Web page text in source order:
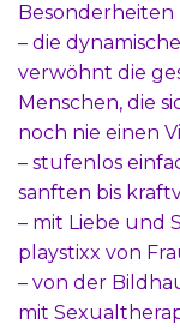
Besonderheiten
– die
verwöhnt die
Menschen, die
noch nie einen
– stufenlos
sanften bis
– mit Liebe und
playstixx von
– von der
mit